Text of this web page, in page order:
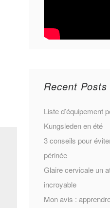
Recent Posts
Liste d’équipement
Kungsleden en été
3 conseils pour
périnée
Glaire cervicale un
incroyable
Mon avis :